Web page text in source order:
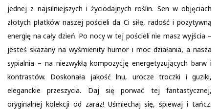
jednej z najsilniejszych i życiodajnych roślin. Sen w objęciach
złotych płatków naszej pościeli da Ci siłę, radość i pozytywną
energię na cały dzień. Po nocy w tej pościeli nie masz wyjścia –
jesteś skazany na wyśmienity humor i moc działania, a nasza
sypialnia – na niezwykłą kompozycję energetyzujących barw i
kontrastów. Doskonała jakość lnu, urocze troczki i guziki,
eleganckie przeszycia. Daj się porwać tej fantastycznej,
oryginalnej kolekcji od zaraz! Uśmiechaj się, śpiewaj i tańcz.